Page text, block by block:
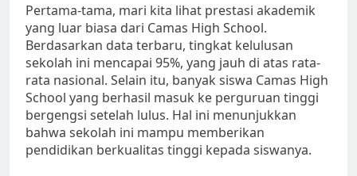
Pertama-tama, mari kita lihat prestasi akademik
yang luar biasa dari Camas High School.
Berdasarkan data terbaru, tingkat kelulusan
sekolah ini mencapai 95%, yang jauh di atas rata-
rata nasional. Selain itu, banyak siswa Camas High
School yang berhasil masuk ke perguruan tinggi
bergengsi setelah lulus. Hal ini menunjukkan
bahwa sekolah ini mampu memberikan
pendidikan berkualitas tinggi kepada siswanya.